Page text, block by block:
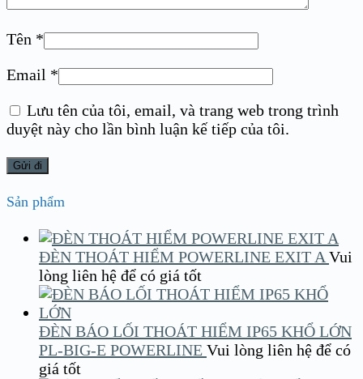
Tên *
Email *
Lưu tên của tôi, email, và trang web trong trình
duyệt này cho lần bình luận kế tiếp của tôi.
Sản phẩm
ĐÈN THOÁT HIỂM POWERLINE EXIT A Vui
lòng liên hệ để có giá tốt
ĐÈN BÁO LỐI THOÁT HIỂM IP65 KHỔ LỚN
PL-BIG-E POWERLINE Vui lòng liên hệ để có
giá tốt